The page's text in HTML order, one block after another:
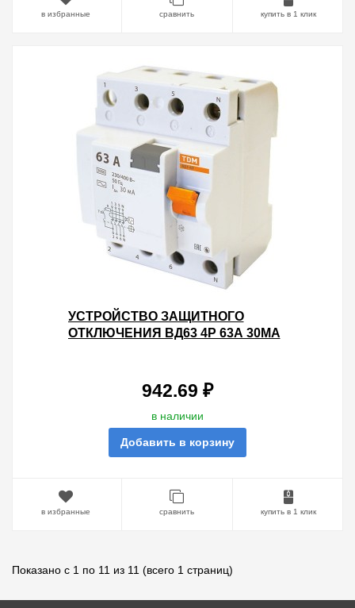
в избранные сравнить купить в 1 клик
УСТРОЙСТВО ЗАЩИТНОГО
ОТКЛЮЧЕНИЯ ВД63 4Р 63А 30МА
942.69 ₽
в наличии
Добавить в корзину
в избранные сравнить купить в 1 клик
Показано с 1 по 11 из 11 (всего 1 страниц)